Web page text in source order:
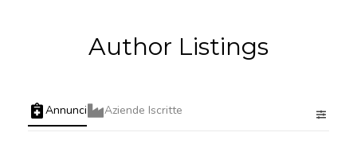
Author Listings
Annunci Aziende Iscritte